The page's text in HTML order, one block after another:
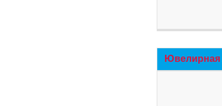
Ювелирная